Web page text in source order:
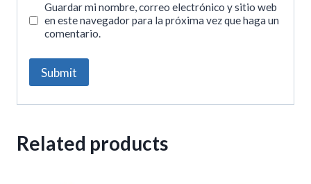
Guardar mi nombre, correo electrónico y sitio web
en este navegador para la próxima vez que haga un
comentario.
Related products